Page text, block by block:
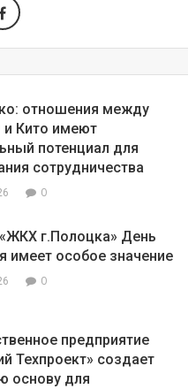
отношения между
Кито имеют
потенциал для
сотрудничества
0
г.Полоцка» День
имеет особое значение
0
предприятие
Техпроект» создает
основу для